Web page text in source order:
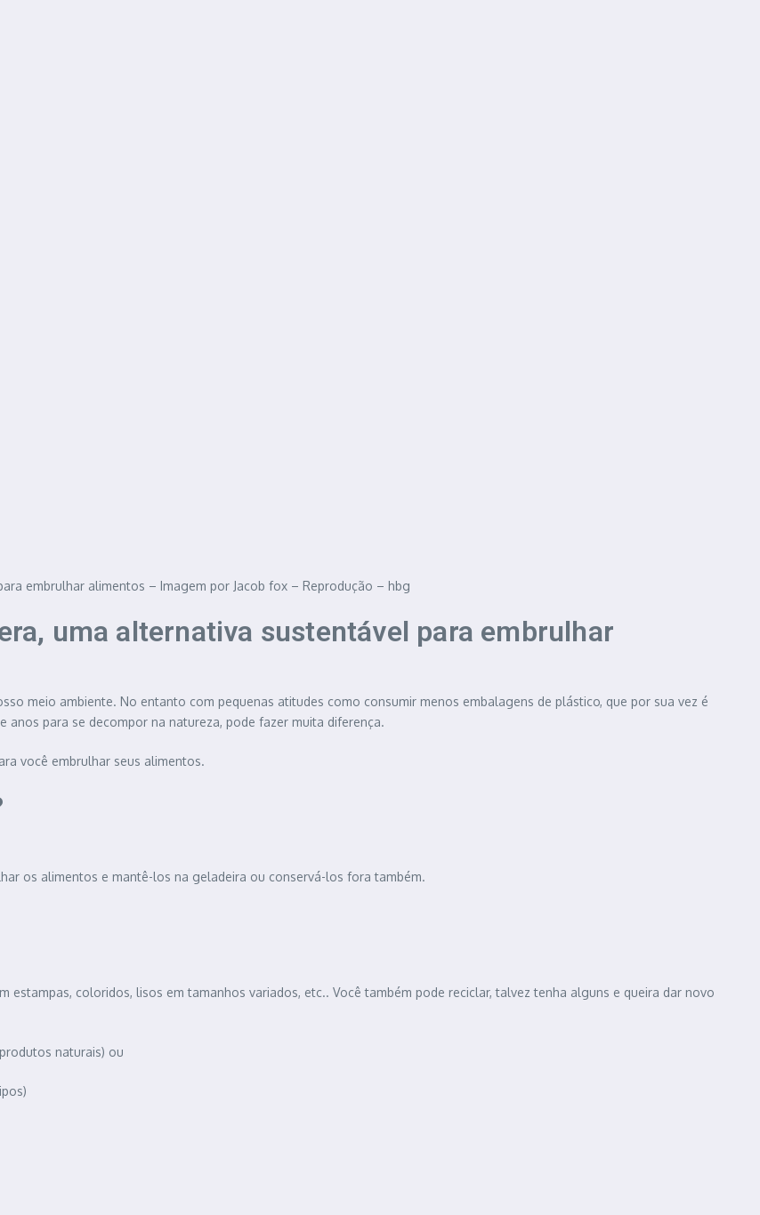
embrulhar alimentos – Imagem por Jacob fox – Reprodução – hbg
uma alternativa sustentável para embrulhar
meio ambiente. No entanto com pequenas atitudes como consumir menos embalagens de plástico, que por sua vez é
para se decompor na natureza, pode fazer muita diferença.
você embrulhar seus alimentos.
os alimentos e mantê-los na geladeira ou conservá-los fora também.
estampas, coloridos, lisos em tamanhos variados, etc.. Você também pode reciclar, talvez tenha alguns e queira dar novo
naturais) ou